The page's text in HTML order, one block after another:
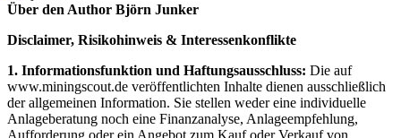
Über den Author Björn Junker
Disclaimer, Risikohinweis & Interessenkonflikte
1. Informationsfunktion und Haftungsausschluss: Die auf
www.miningscout.de veröffentlichten Inhalte dienen ausschließlich
der allgemeinen Information. Sie stellen weder eine individuelle
Anlageberatung noch eine Finanzanalyse, Anlageempfehlung,
Aufforderung oder ein Angebot zum Kauf oder Verkauf von